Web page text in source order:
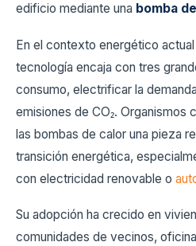
edificio mediante una bomba
En el contexto energético
tecnología encaja con tres
consumo, electrificar la
emisiones de CO₂. Organismos
las bombas de calor una pieza
transición energética,
con electricidad renovable o
Su adopción ha crecido en
comunidades de vecinos,